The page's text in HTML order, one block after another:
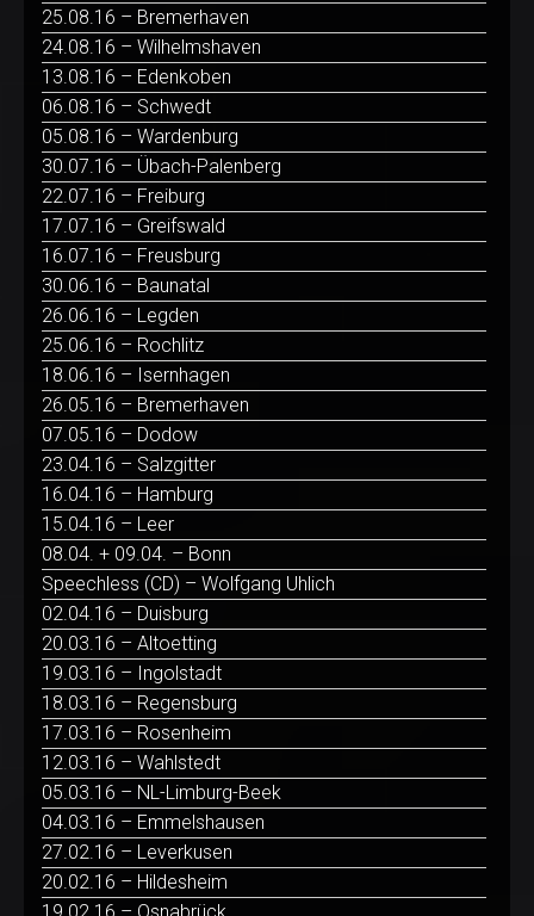
25.08.16 – Bremerhaven
24.08.16 – Wilhelmshaven
13.08.16 – Edenkoben
06.08.16 – Schwedt
05.08.16 – Wardenburg
30.07.16 – Übach-Palenberg
22.07.16 – Freiburg
17.07.16 – Greifswald
16.07.16 – Freusburg
30.06.16 – Baunatal
26.06.16 – Legden
25.06.16 – Rochlitz
18.06.16 – Isernhagen
26.05.16 – Bremerhaven
07.05.16 – Dodow
23.04.16 – Salzgitter
16.04.16 – Hamburg
15.04.16 – Leer
08.04. + 09.04. – Bonn
Speechless (CD) – Wolfgang Uhlich
02.04.16 – Duisburg
20.03.16 – Altoetting
19.03.16 – Ingolstadt
18.03.16 – Regensburg
17.03.16 – Rosenheim
12.03.16 – Wahlstedt
05.03.16 – NL-Limburg-Beek
04.03.16 – Emmelshausen
27.02.16 – Leverkusen
20.02.16 – Hildesheim
19.02.16 – Osnabrück